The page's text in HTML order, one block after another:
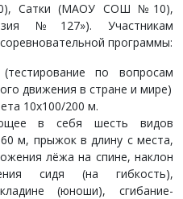
Сатки (МАОУ СОШ №10),
№127»). Участникам
программы:
(тестирование по вопросам
движения в стране и мире)
10х100/200 м.
в себя шесть видов
м, прыжок в длину с места,
лёжа на спине, наклон
сидя (на гибкость),
(юноши), сгибание-